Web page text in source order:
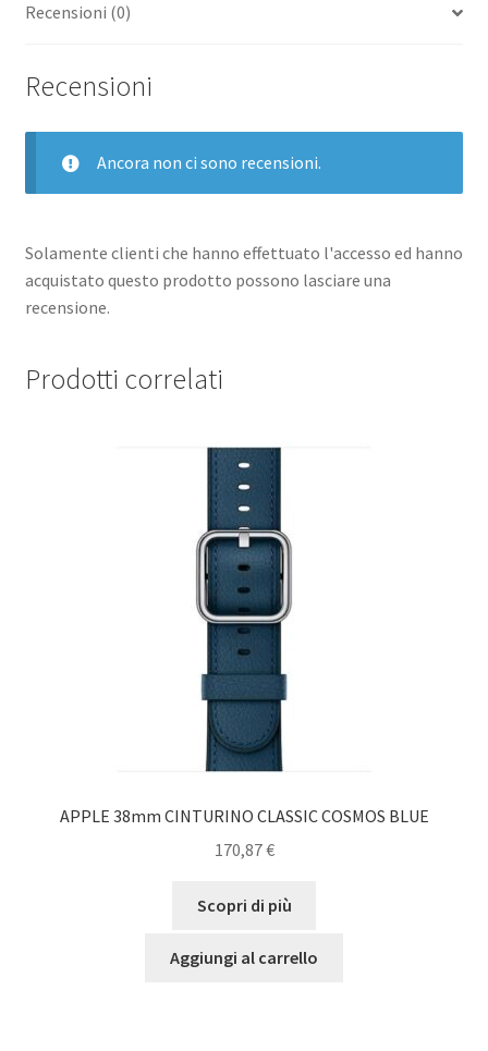
CINTURINO
LOOP
STARLIGHT
quantità
Recensioni (0)
Recensioni
Ancora non ci sono recensioni.
Solamente clienti che hanno effettuato l'accesso ed hanno
acquistato questo prodotto possono lasciare una
recensione.
Prodotti correlati
APPLE 38mm CINTURINO CLASSIC COSMOS BLUE
170,87€
Scopri di più
Aggiungi al carrello